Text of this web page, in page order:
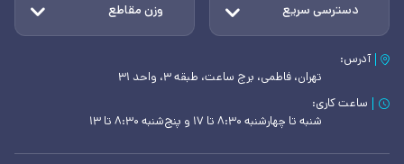
دسترسی سریع وزن مقاطع
آدرس:
تهران، فاطمی، برج ساعت، طبقه ۳، واحد ۳۱
ساعت کاری:
شنبه تا چهارشنبه ۸:۳۰ تا ۱۷ و پنج‌شنبه ۸:۳۰ تا ۱۳